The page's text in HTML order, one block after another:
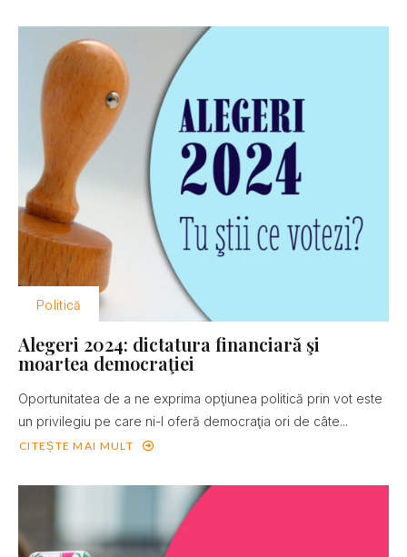
Politică
Alegeri 2024: dictatura financiară şi
moartea democraţiei
Oportunitatea de a ne exprima opţiunea politică prin vot este
un privilegiu pe care ni-l oferă democraţia ori de câte...
CITEȘTE MAI MULT